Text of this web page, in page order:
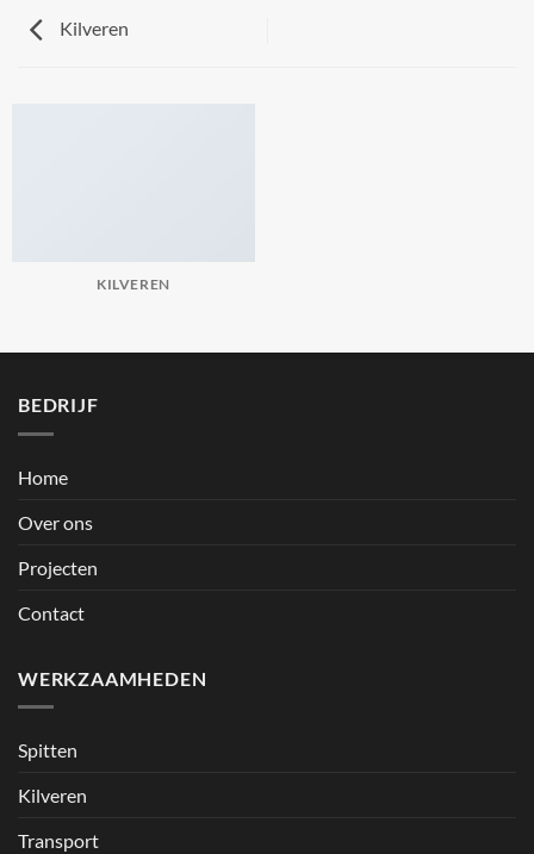
Kilveren
KILVEREN
BEDRIJF
Home
Over ons
Projecten
Contact
WERKZAAMHEDEN
Spitten
Kilveren
Transport